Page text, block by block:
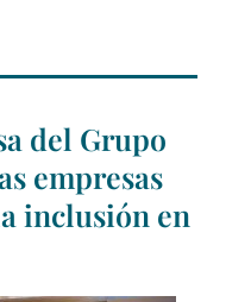
del Grupo
empresas
inclusión en